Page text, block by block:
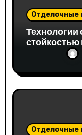
Отделочные
Технологии
стойкостью
Отделочные